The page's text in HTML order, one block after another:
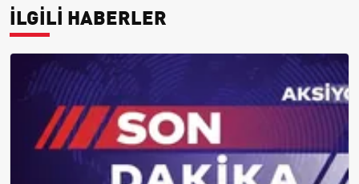
İLGİLİ HABERLER